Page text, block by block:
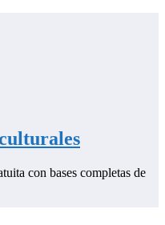
con bases completas de